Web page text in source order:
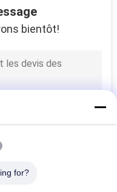
bientôt!
for?